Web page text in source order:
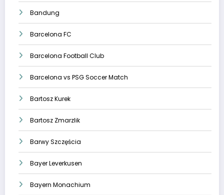
Bandung
Barcelona FC
Barcelona Football Club
Barcelona vs PSG Soccer Match
Bartosz Kurek
Bartosz Zmarzlik
Barwy Szczęścia
Bayer Leverkusen
Bayern Monachium